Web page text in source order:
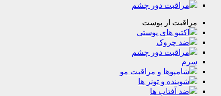
دور چشم
از پوست
های پوستی
چروک
دور چشم
و مراقبت مو
و تونر ها
آفتاب ها